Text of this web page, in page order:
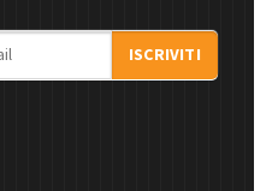
ISCRIVITI